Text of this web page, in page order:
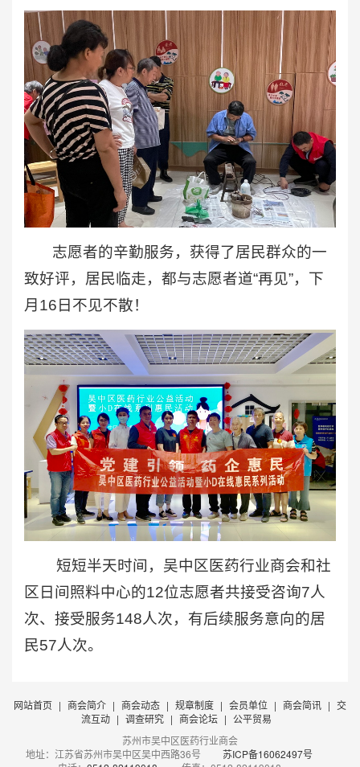
志愿者的辛勤服务，获得了居民群众的一
致好评，居民临走，都与志愿者道“再见”，下
月16日不见不散！
短短半天时间，吴中区医药行业商会和社
区日间照料中心的12位志愿者共接受咨询7人
次、接受服务148人次，有后续服务意向的居
民57人次。
网站首页 | 商会简介 | 商会动态 | 规章制度 | 会员单位 | 商会简讯 | 交
流互动 | 调查研究 | 商会论坛 | 公平贸易
苏州市吴中区医药行业商会
地址：江苏省苏州市吴中区吴中西路36号
苏ICP备16062497号